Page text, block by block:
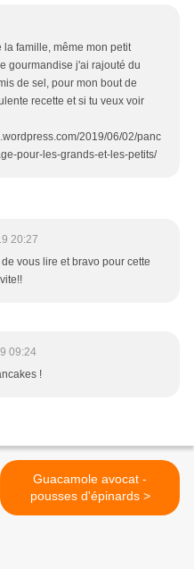
famille, même mon petit
gourmandise j'ai rajouté du
de sel, pour mon bout de
recette et si tu veux voir
2019/06/02/panc
pour-les-grands-et-les-petits/
20:27
vous lire et bravo pour cette
09:24
!
Guacamole avocat -
pousses d'épinards >